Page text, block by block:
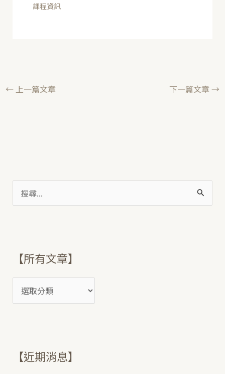
:
【所有文章】
【近期消息】
課程資訊
←上一篇文章 下一篇文章→